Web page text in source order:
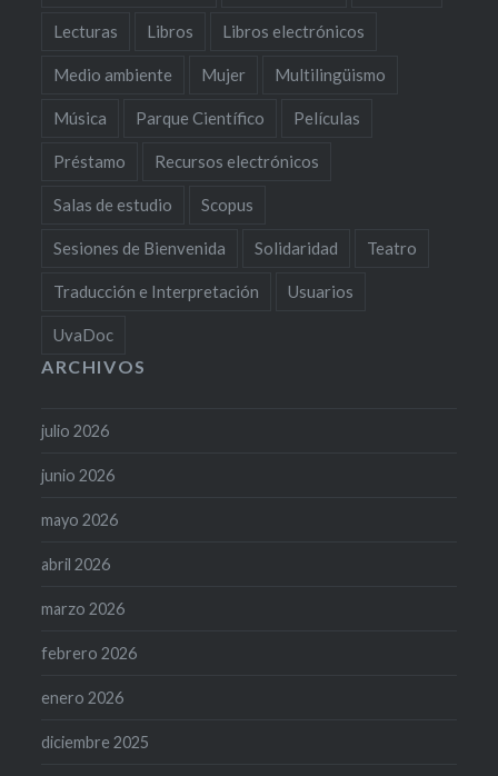
Lecturas Libros Libros electrónicos
Medio ambiente Mujer Multilingüismo
Música Parque Científico Películas
Préstamo Recursos electrónicos
Salas de estudio Scopus
Sesiones de Bienvenida Solidaridad Teatro
Traducción e Interpretación Usuarios
UvaDoc
ARCHIVOS
julio 2026
junio 2026
mayo 2026
abril 2026
marzo 2026
febrero 2026
enero 2026
diciembre 2025